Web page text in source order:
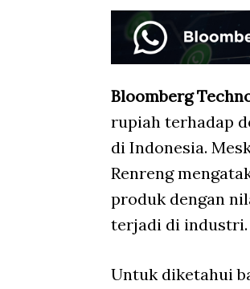
Bloomberg
rupiah terhadap
di Indonesia.
Renreng
produk dengan
terjadi di industri.
Untuk diketahui